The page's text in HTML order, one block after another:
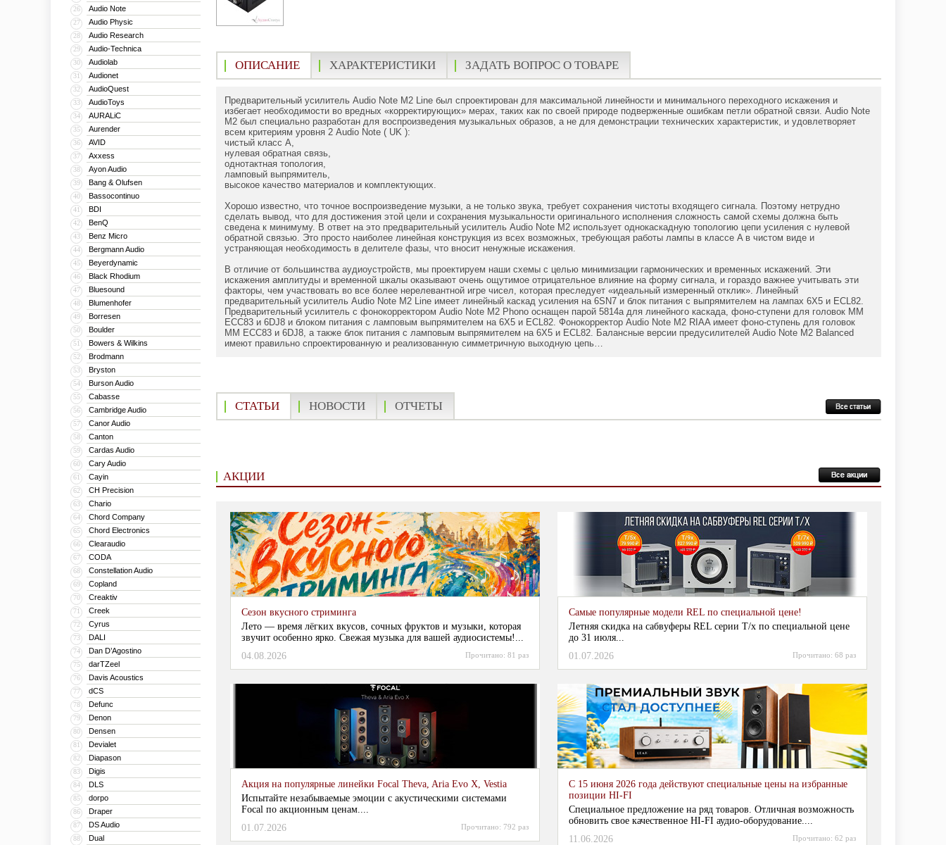
26 Audio Note
27 Audio Physic
28 Audio Research
29 Audio-Technica
30 Audiolab
31 Audionet
32 AudioQuest
33 AudioToys
34 AURALiC
35 Aurender
36 AVID
37 Axxess
38 Ayon Audio
39 Bang & Olufsen
40 Bassocontinuo
41 BDI
42 BenQ
43 Benz Micro
44 Bergmann Audio
45 Beyerdynamic
46 Black Rhodium
47 Bluesound
48 Blumenhofer
49 Borresen
50 Boulder
51 Bowers & Wilkins
52 Brodmann
53 Bryston
54 Burson Audio
55 Cabasse
56 Cambridge Audio
57 Canor Audio
58 Canton
59 Cardas Audio
60 Cary Audio
61 Cayin
62 CH Precision
63 Chario
64 Chord Company
65 Chord Electronics
66 Clearaudio
67 CODA
68 Constellation Audio
69 Copland
70 Creaktiv
71 Creek
72 Cyrus
73 DALI
74 Dan D’Agostino
75 darTZeel
76 Davis Acoustics
77 dCS
78 Defunc
79 Denon
80 Densen
81 Devialet
82 Diapason
83 Digis
84 DLS
85 dorpo
86 Draper
87 DS Audio
88 Dual
ОПИСАНИЕ ХАРАКТЕРИСТИКИ ЗАДАТЬ ВОПРОС О ТОВАРЕ
Предварительный усилитель Audio Note M2 Line был спроектирован для максимальной линейности и минимального переходного искажения и
избегает необходимости во вредных «корректирующих» мерах, таких как по своей природе подверженные ошибкам петли обратной связи. Audio Note
M2 был специально разработан для воспроизведения музыкальных образов, а не для демонстрации технических характеристик, и удовлетворяет
всем критериям уровня 2 Audio Note ( UK ):
чистый класс A,
нулевая обратная связь,
однотактная топология,
ламповый выпрямитель,
высокое качество материалов и комплектующих.
Хорошо известно, что точное воспроизведение музыки, а не только звука, требует сохранения чистоты входящего сигнала. Поэтому нетрудно
сделать вывод, что для достижения этой цели и сохранения музыкальности оригинального исполнения сложность самой схемы должна быть
сведена к минимуму. В ответ на это предварительный усилитель Audio Note M2 использует однокаскадную топологию цепи усиления с нулевой
обратной связью. Это просто наиболее линейная конструкция из всех возможных, требующая работы лампы в классе A в чистом виде и
устраняющая необходимость в делителе фазы, что вносит ненужные искажения.
В отличие от большинства аудиоустройств, мы проектируем наши схемы с целью минимизации гармонических и временных искажений. Эти
искажения амплитуды и временной шкалы оказывают очень ощутимое отрицательное влияние на форму сигнала, и гораздо важнее учитывать эти
факторы, чем участвовать во все более нерелевантной игре чисел, которая преследует «идеальный измеренный отклик». Линейный
предварительный усилитель Audio Note M2 Line имеет линейный каскад усиления на 6SN7 и блок питания с выпрямителем на лампах 6X5 и ECL82.
Предварительный усилитель с фонокорректором Audio Note M2 Phono оснащен парой 5814a для линейного каскада, фоно-ступени для головок ММ
ECC83 и 6DJ8 и блоком питания с ламповым выпрямителем на 6X5 и ECL82. Фонокорректор Audio Note M2 RIAA имеет фоно-ступень для головок
ММ ECC83 и 6DJ8, а также блок питания с ламповым выпрямителем на 6X5 и ECL82. Балансные версии предусилителей Audio Note M2 Balanced
имеют правильно спроектированную и реализованную симметричную выходную цепь…
СТАТЬИ НОВОСТИ ОТЧЕТЫ
АКЦИИ
Сезон вкусного стриминга
Лето — время лёгких вкусов, сочных фруктов и музыки, которая
звучит особенно ярко. Свежая музыка для вашей аудиосистемы!...
04.08.2026
Прочитано: 81 раз
Самые популярные модели REL по специальной цене!
Летняя скидка на сабвуферы REL серии T/x по специальной цене
до 31 июля...
01.07.2026
Прочитано: 68 раз
Акция на популярные линейки Focal Theva, Aria Evo X, Vestia
Испытайте незабываемые эмоции с акустическими системами
Focal по акционным ценам....
01.07.2026
Прочитано: 792 раз
С 15 июня 2026 года действуют специальные цены на избранные
позиции HI-FI
Специальное предложение на ряд товаров. Отличная возможность
обновить свое качественное HI-FI аудио-оборудование....
11.06.2026
Прочитано: 62 раз